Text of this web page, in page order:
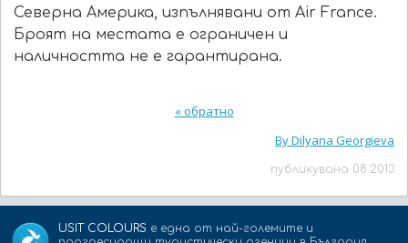
Северна Америка, изпълнявани от Air France.
Броят на местата е ограничен и
наличността не е гарантирана.
« обратно
By Dilyana Georgieva
публикувана 08.2013
USIT COLOURS е една от най-големите и